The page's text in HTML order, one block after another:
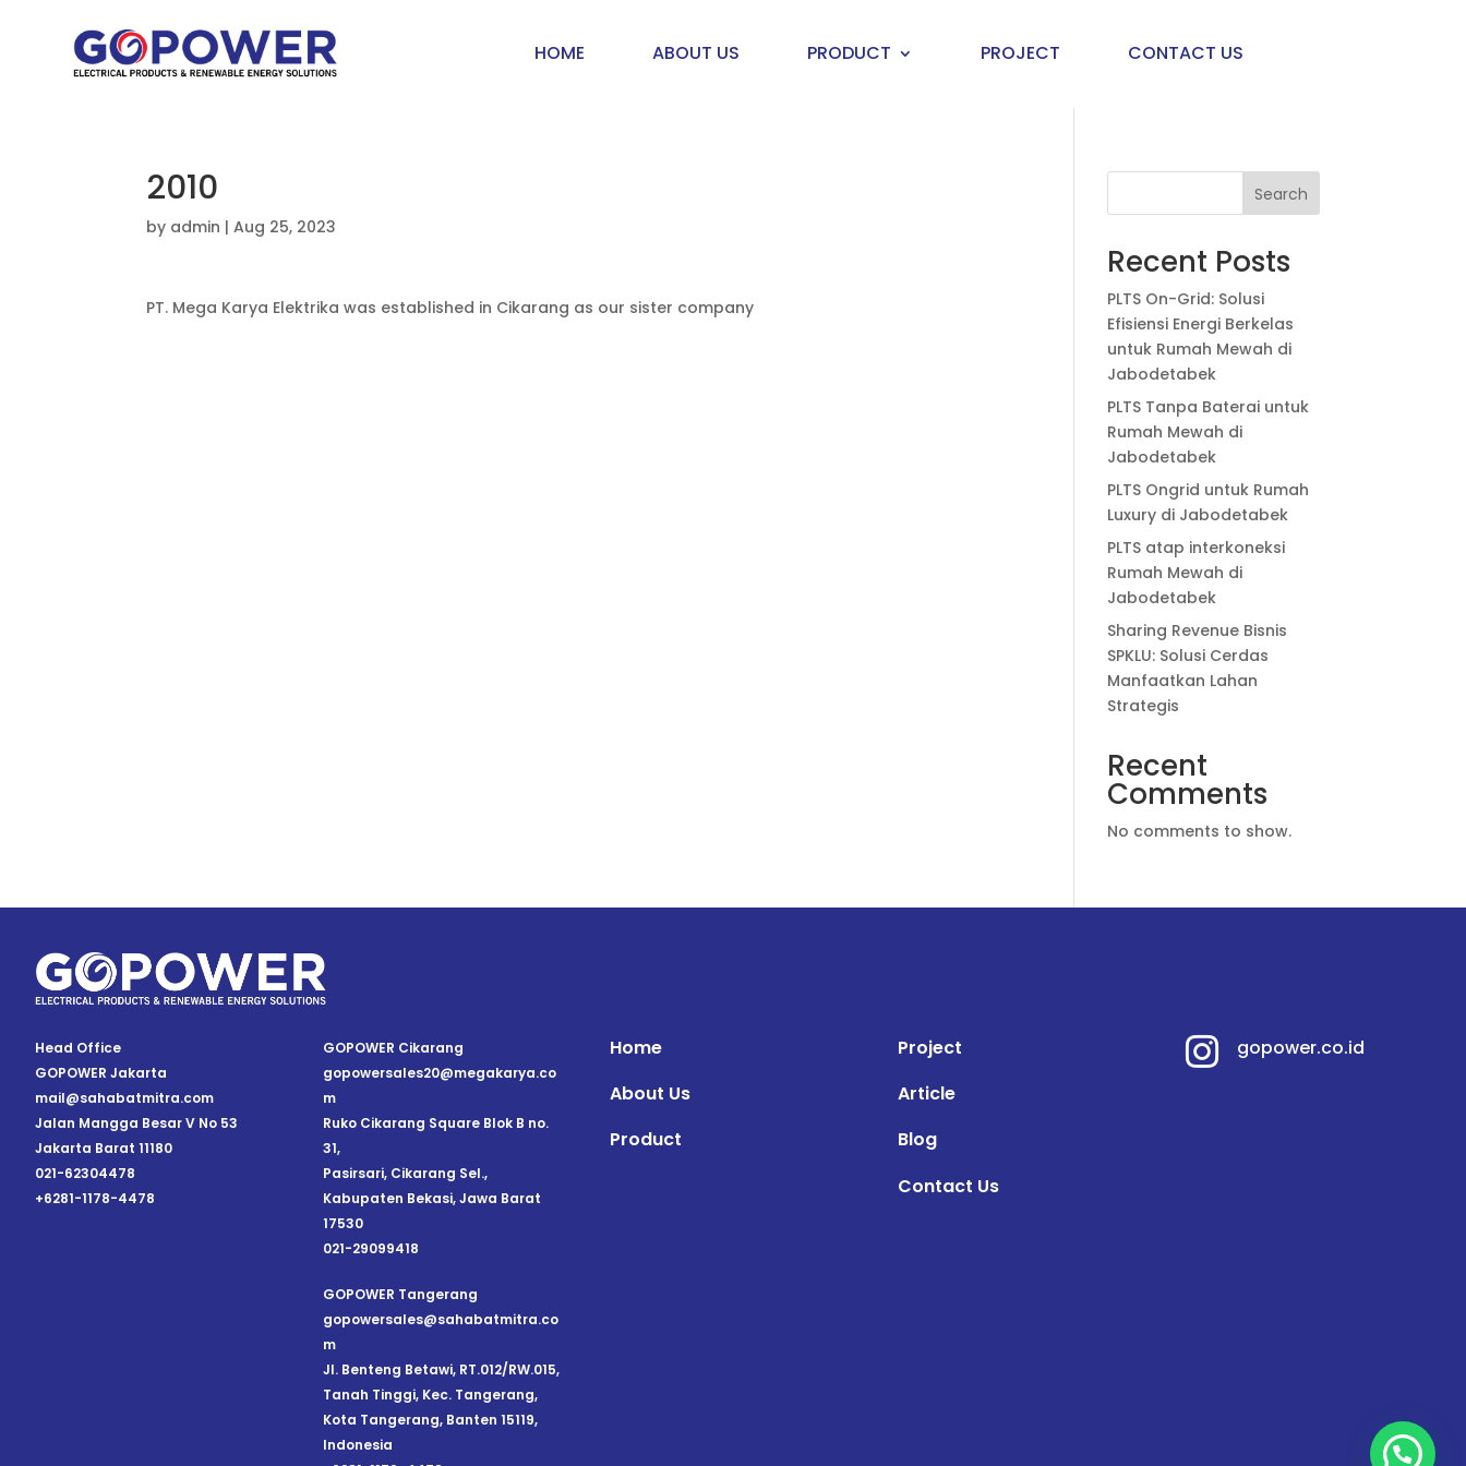
HOME ABOUT US PRODUCT PROJECT CONTACT US
2010
by admin |Aug 25, 2023
PT. Mega Karya Elektrika was established in Cikarang as our sister company
Search
Recent Posts
PLTS On-Grid: Solusi
Efisiensi Energi Berkelas
untuk Rumah Mewah di
Jabodetabek
PLTS Tanpa Baterai untuk
Rumah Mewah di
Jabodetabek
PLTS Ongrid untuk Rumah
Luxury di Jabodetabek
PLTS atap interkoneksi
Rumah Mewah di
Jabodetabek
Sharing Revenue Bisnis
SPKLU: Solusi Cerdas
Manfaatkan Lahan
Strategis
Recent
Comments
No comments to show.
Head Office
GOPOWER Jakarta
mail@sahabatmitra.com
Jalan Mangga Besar V No 53
Jakarta Barat 11180
021-62304478
+6281-1178-4478
GOPOWER Cikarang
gopowersales20@megakarya.co
m
Ruko Cikarang Square Blok B no.
31,
Pasirsari, Cikarang Sel.,
Kabupaten Bekasi, Jawa Barat
17530
021-29099418
GOPOWER Tangerang
gopowersales@sahabatmitra.co
m
Jl. Benteng Betawi, RT.012/RW.015,
Tanah Tinggi, Kec. Tangerang,
Kota Tangerang, Banten 15119,
Indonesia
Home
About Us
Product
Project
Article
Blog
Contact Us
 gopower.co.id